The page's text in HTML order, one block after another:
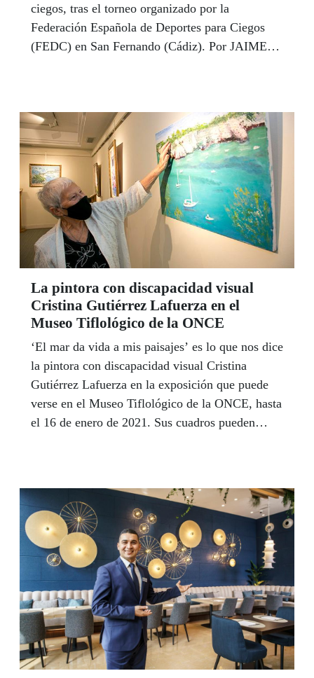
ciegos, tras el torneo organizado por la
Federación Española de Deportes para Ciegos
(FEDC) en San Fernando (Cádiz). Por JAIME
La pintora con discapacidad visual
Cristina Gutiérrez Lafuerza en el
Museo Tiflológico de la ONCE
‘El mar da vida a mis paisajes’ es lo que nos dice
la pintora con discapacidad visual Cristina
Gutiérrez Lafuerza en la exposición que puede
verse en el Museo Tiflológico de la ONCE, hasta
el 16 de enero de 2021. Sus cuadros pueden
Coruña, 18 (Madrid).